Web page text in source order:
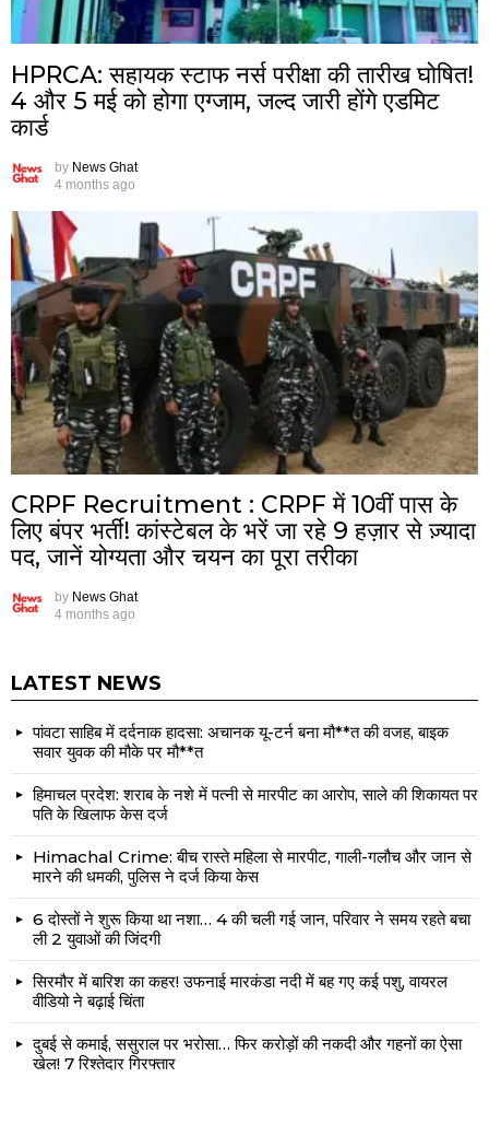
HPRCA: सहायक स्टाफ नर्स परीक्षा की तारीख घोषित!
4 और 5 मई को होगा एग्जाम, जल्द जारी होंगे एडमिट
कार्ड
by News Ghat
4 months ago
CRPF Recruitment : CRPF में 10वीं पास के
लिए बंपर भर्ती! कांस्टेबल के भरें जा रहे 9 हज़ार से ज़्यादा
पद, जानें योग्यता और चयन का पूरा तरीका
by News Ghat
4 months ago
LATEST NEWS
पांवटा साहिब में दर्दनाक हादसा: अचानक यू-टर्न बना मौ**त की वजह, बाइक
सवार युवक की मौके पर मौ**त
हिमाचल प्रदेश: शराब के नशे में पत्नी से मारपीट का आरोप, साले की शिकायत पर
पति के खिलाफ केस दर्ज
Himachal Crime: बीच रास्ते महिला से मारपीट, गाली-गलौच और जान से
मारने की धमकी, पुलिस ने दर्ज किया केस
6 दोस्तों ने शुरू किया था नशा… 4 की चली गई जान, परिवार ने समय रहते बचा
ली 2 युवाओं की जिंदगी
सिरमौर में बारिश का कहर! उफनाई मारकंडा नदी में बह गए कई पशु, वायरल
वीडियो ने बढ़ाई चिंता
दुबई से कमाई, ससुराल पर भरोसा… फिर करोड़ों की नकदी और गहनों का ऐसा
खेल! 7 रिश्तेदार गिरफ्तार